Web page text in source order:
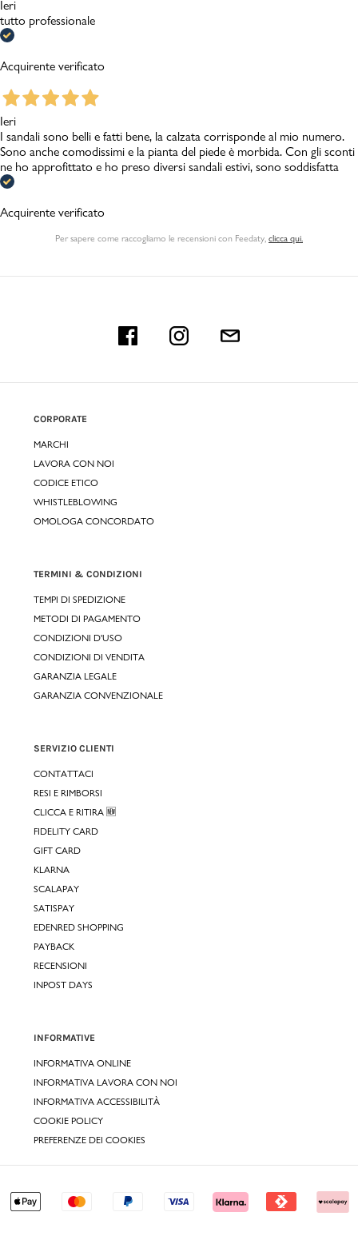
Ieri
tutto professionale
Acquirente verificato
Ieri
I sandali sono belli e fatti bene, la calzata corrisponde al mio numero.
Sono anche comodissimi e la pianta del piede è morbida. Con gli sconti
ne ho approfittato e ho preso diversi sandali estivi, sono soddisfatta
Acquirente verificato
Per sapere come raccogliamo le recensioni con Feedaty, clicca qui.
CORPORATE
MARCHI
LAVORA CON NOI
CODICE ETICO
WHISTLEBLOWING
OMOLOGA CONCORDATO
TERMINI & CONDIZIONI
TEMPI DI SPEDIZIONE
METODI DI PAGAMENTO
CONDIZIONI D'USO
CONDIZIONI DI VENDITA
GARANZIA LEGALE
GARANZIA CONVENZIONALE
SERVIZIO CLIENTI
CONTATTACI
RESI E RIMBORSI
CLICCA E RITIRA 🆕
FIDELITY CARD
GIFT CARD
KLARNA
SCALAPAY
SATISPAY
EDENRED SHOPPING
PAYBACK
RECENSIONI
INPOST DAYS
INFORMATIVE
INFORMATIVA ONLINE
INFORMATIVA LAVORA CON NOI
INFORMATIVA ACCESSIBILITÀ
COOKIE POLICY
PREFERENZE DEI COOKIES